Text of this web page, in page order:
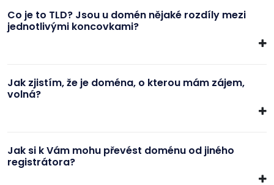
Co je to TLD? Jsou u domén nějaké rozdíly mezi
jednotlivými koncovkami?
Jak zjistím, že je doména, o kterou mám zájem,
volná?
Jak si k Vám mohu převést doménu od jiného
registrátora?